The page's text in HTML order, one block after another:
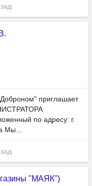
приглашает
по адресу: г.
Мы...
"МАЯК")